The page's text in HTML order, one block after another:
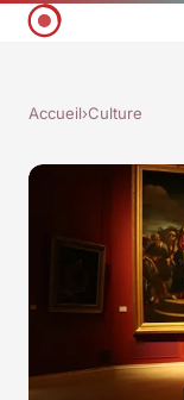
Accueil›Culture